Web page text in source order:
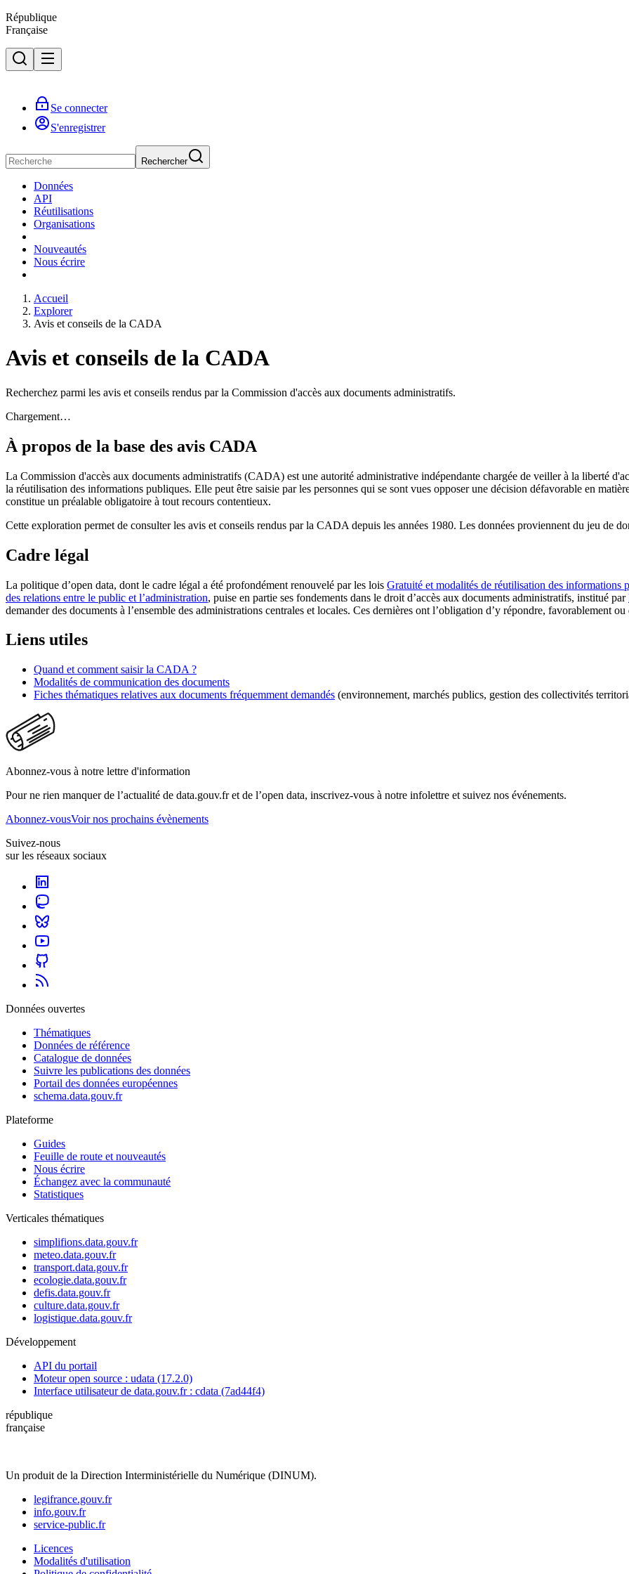
République
Française
Se connecter
S'enregistrer
Rechercher
Données
API
Réutilisations
Organisations
Nouveautés
Nous écrire
Accueil
Explorer
Avis et conseils de la CADA
Avis et conseils de la CADA
Recherchez parmi les avis et conseils rendus par la Commission d'accès aux documents administratifs.
Chargement…
À propos de la base des avis CADA
La Commission d'accès aux documents administratifs (CADA) est une autorité administrative indépendante chargée de veiller à la liberté
la réutilisation des informations publiques. Elle peut être saisie par les personnes qui se sont vues opposer une décision défavorable en
constitue un préalable obligatoire à tout recours contentieux.
Cette exploration permet de consulter les avis et conseils rendus par la CADA depuis les années 1980. Les données proviennent du jeu de
Cadre légal
La politique d’open data, dont le cadre légal a été profondément renouvelé par les lois Gratuité et modalités de réutilisation des informations
des relations entre le public et l’administration, puise en partie ses fondements dans le droit d’accès aux documents administratifs, institué par
demander des documents à l’ensemble des administrations centrales et locales. Ces dernières ont l’obligation d’y répondre, favorablement
Liens utiles
Quand et comment saisir la CADA ?
Modalités de communication des documents
Fiches thématiques relatives aux documents fréquemment demandés (environnement, marchés publics, gestion des collectivités
Abonnez-vous à notre lettre d'information
Pour ne rien manquer de l’actualité de data.gouv.fr et de l’open data, inscrivez-vous à notre infolettre et suivez nos événements.
Abonnez-vousVoir nos prochains évènements
Suivez-nous
sur les réseaux sociaux
Données ouvertes
Thématiques
Données de référence
Catalogue de données
Suivre les publications des données
Portail des données européennes
schema.data.gouv.fr
Plateforme
Guides
Feuille de route et nouveautés
Nous écrire
Échangez avec la communauté
Statistiques
Verticales thématiques
simplifions.data.gouv.fr
meteo.data.gouv.fr
transport.data.gouv.fr
ecologie.data.gouv.fr
defis.data.gouv.fr
culture.data.gouv.fr
logistique.data.gouv.fr
Développement
API du portail
Moteur open source : udata (17.2.0)
Interface utilisateur de data.gouv.fr : cdata (7ad44f4)
république
française
Un produit de la Direction Interministérielle du Numérique (DINUM).
legifrance.gouv.fr
info.gouv.fr
service-public.fr
Licences
Modalités d'utilisation